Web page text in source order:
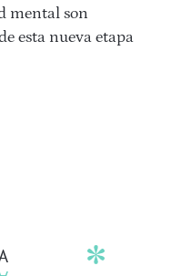
mental son
esta nueva etapa